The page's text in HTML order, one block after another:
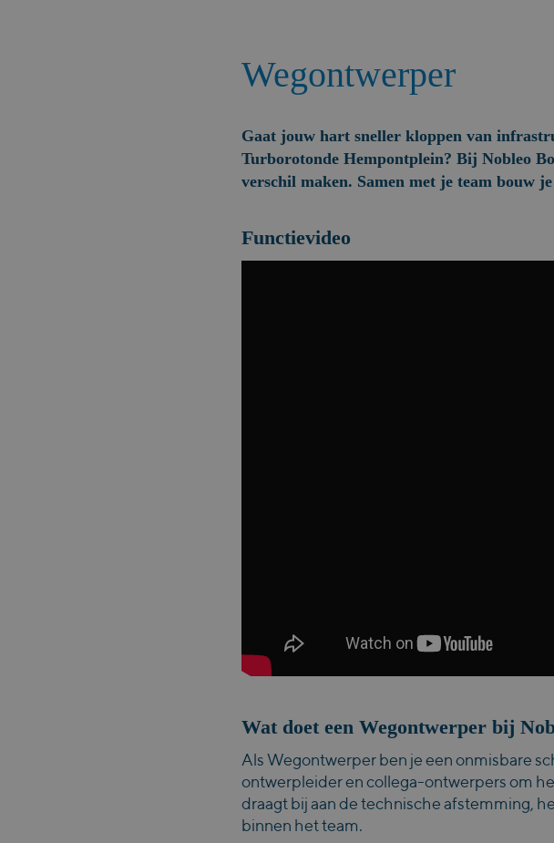
Wegontwerper
Gaat jouw hart sneller kloppen van
Turborotonde Hempontplein? Bij Nobleo
verschil maken. Samen met je team bouw
Functievideo
Wat doet een Wegontwerper bij
Als Wegontwerper ben je een onmisbare
ontwerpleider en collega-ontwerpers om
draagt bij aan de technische afstemming,
binnen het team.